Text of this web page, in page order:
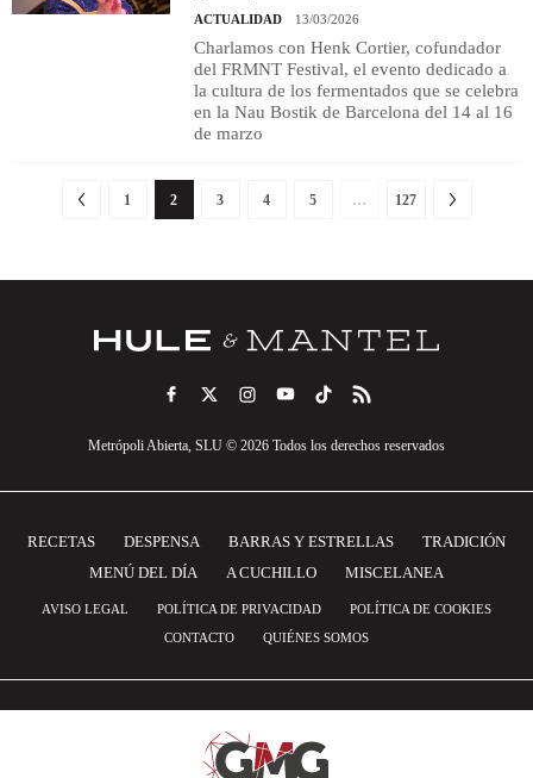
ACTUALIDAD 13/03/2026
Charlamos con Henk Cortier, cofundador
del FRMNT Festival, el evento dedicado a
la cultura de los fermentados que se celebra
en la Nau Bostik de Barcelona del 14 al 16
de marzo
1 2 3 4 5 … 127
Metrópoli Abierta, SLU © 2026 Todos los derechos reservados
RECETAS DESPENSA BARRAS Y ESTRELLAS
TRADICIÓN
MENÚ DEL DÍA
A CUCHILLO MISCELANEA
AVISO LEGAL POLÍTICA DE PRIVACIDAD
POLÍTICA DE COOKIES
CONTACTO
QUIÉNES SOMOS